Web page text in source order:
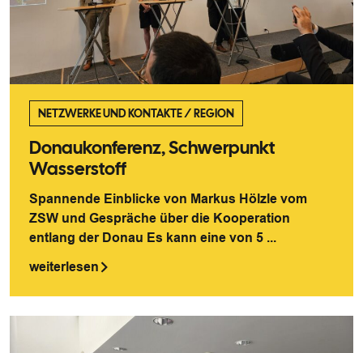
NETZWERKE UND KONTAKTE/REGION
Donaukonferenz, Schwerpunkt
Wasserstoff
Spannende Einblicke von Markus Hölzle vom
ZSW und Gespräche über die Kooperation
entlang der Donau Es kann eine von 5 ...
weiterlesen